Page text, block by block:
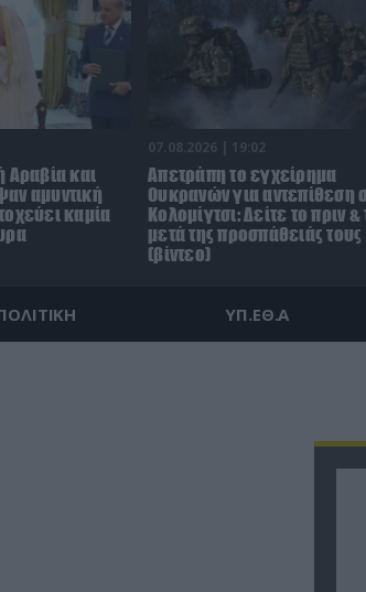
Αραβία και
αμυντική
καμία
07.08.2026 | 19:02
Απετράπη το εγχείρημα
Ουκρανών για αντεπίθεση
Κολομίγτσι: Δείτε το πριν &
μετά της προσπάθειάς τους
(βίντεο)
ΥΠ.ΕΘ.Α